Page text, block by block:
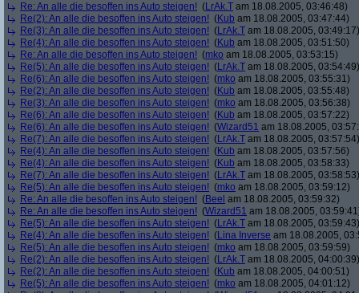
Re: An alle die besoffen ins Auto steigen! (LrAk.T am 18.08.2005, 03:46:48)
Re(2): An alle die besoffen ins Auto steigen! (Kub am 18.08.2005, 03:47:44)
Re(3): An alle die besoffen ins Auto steigen! (LrAk.T am 18.08.2005, 03:49:17)
Re(4): An alle die besoffen ins Auto steigen! (Kub am 18.08.2005, 03:51:50)
Re: An alle die besoffen ins Auto steigen! (mko am 18.08.2005, 03:53:15)
Re(5): An alle die besoffen ins Auto steigen! (LrAk.T am 18.08.2005, 03:54:49)
Re(6): An alle die besoffen ins Auto steigen! (mko am 18.08.2005, 03:55:31)
Re(2): An alle die besoffen ins Auto steigen! (Kub am 18.08.2005, 03:55:48)
Re(3): An alle die besoffen ins Auto steigen! (mko am 18.08.2005, 03:56:38)
Re(6): An alle die besoffen ins Auto steigen! (Kub am 18.08.2005, 03:57:22)
Re(6): An alle die besoffen ins Auto steigen! (Wizard51 am 18.08.2005,
Re(7): An alle die besoffen ins Auto steigen! (LrAk.T am 18.08.2005, 03:57:54)
Re(4): An alle die besoffen ins Auto steigen! (Kub am 18.08.2005, 03:57:56)
Re(4): An alle die besoffen ins Auto steigen! (Kub am 18.08.2005, 03:58:33)
Re(7): An alle die besoffen ins Auto steigen! (LrAk.T am 18.08.2005, 03:58:53)
Re(5): An alle die besoffen ins Auto steigen! (mko am 18.08.2005, 03:59:12)
Re: An alle die besoffen ins Auto steigen! (Beel am 18.08.2005, 03:59:32)
Re: An alle die besoffen ins Auto steigen! (Wizard51 am 18.08.2005,
Re(5): An alle die besoffen ins Auto steigen! (LrAk.T am 18.08.2005, 03:59:43)
Re(4): An alle die besoffen ins Auto steigen! (Lina Inverse am 18.08.2005,
Re(5): An alle die besoffen ins Auto steigen! (mko am 18.08.2005, 03:59:59)
Re(2): An alle die besoffen ins Auto steigen! (LrAk.T am 18.08.2005, 04:00:39)
Re(2): An alle die besoffen ins Auto steigen! (Kub am 18.08.2005, 04:00:51)
Re(5): An alle die besoffen ins Auto steigen! (mko am 18.08.2005, 04:01:12)